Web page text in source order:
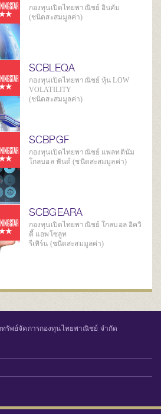
กองทุนเปิดไทยพาณิชย์ อินคัม
(ชนิดสะสมมูลค่า)
SCBLEQA
กองทุนเปิดไทยพาณิชย์ หุ้น LOW
VOLATILITY
(ชนิดสะสมมูลค่า)
SCBPGF
กองทุนเปิดไทยพาณิชย์ แพลทตินัม
โกลบอล ฟันด์ (ชนิดสะสมมูลค่า)
SCBGEARA
กองทุนเปิดไทยพาณิชย์ โกลบอล อิควิ
ตี้ แอพโซลูท
รีเทิร์น (ชนิดสะสมมูลค่า)
รัพย์จัดการกองทุนไทยพาณิชย์ จำกัด